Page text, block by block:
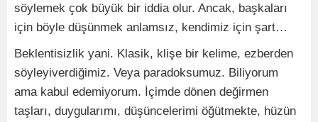
söylemek çok büyük bir iddia olur. Ancak, başkaları
için böyle düşünmek anlamsız, kendimiz için şart…
Beklentisizlik yani. Klasik, klişe bir kelime, ezberden
söyleyiverdiğimiz. Veya paradoksumuz. Biliyorum
ama kabul edemiyorum. İçimde dönen değirmen
taşları, duygularımı, düşüncelerimi öğütmekte, hüzün